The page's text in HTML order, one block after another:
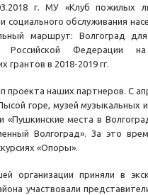
г. МУ «Клуб пожилых
обслуживания
маршрут: Волгоград
Российской Федерации
в 2018-2019 гг.
проекта наших партнеров. С
горе, музей музыкальных
«Пушкинские места в
Волгоград». За это
«Опоры».
организации приняли в
участвовали